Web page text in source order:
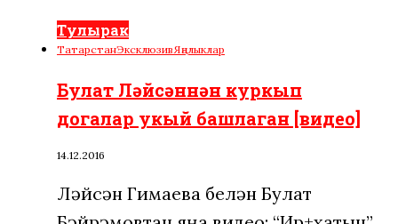
Тулырак
ТатарстанЭксклюзивЯңалыклар
Булат Ләйсәннән куркып
догалар укый башлаган [видео]
14.12.2016
Ләйсән Гимаева белән Булат